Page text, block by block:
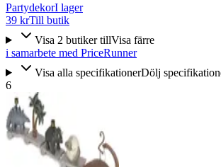
PartydekorI lager
39 krTill butik
Visa 2 butiker tillVisa färre
i samarbete med PriceRunner
Visa alla specifikationerDölj
6